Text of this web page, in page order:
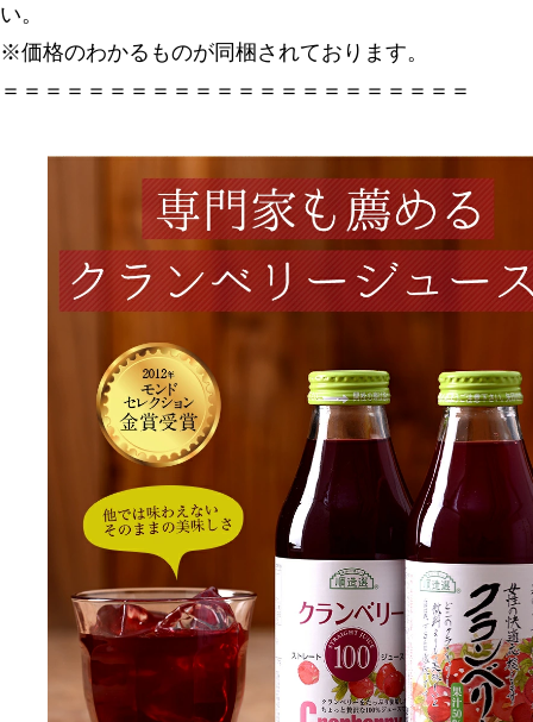
い。
※価格のわかるものが同梱されております。
＝＝＝＝＝＝＝＝＝＝＝＝＝＝＝＝＝＝＝＝＝＝